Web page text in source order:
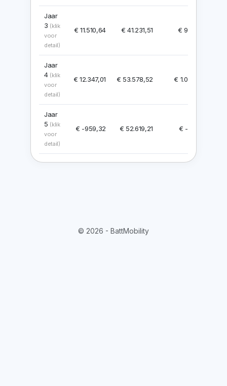
Jaar
3 (klik
voor
detail)
€ 11.510,64 € 41.231,51 € 959,22
Jaar
4 (klik
voor
detail)
€ 12.347,01 € 53.578,52 € 1.028,92
Jaar
5 (klik
voor
detail)
€ -959,32 € 52.619,21 € -79,94
© 2026 - BattMobility